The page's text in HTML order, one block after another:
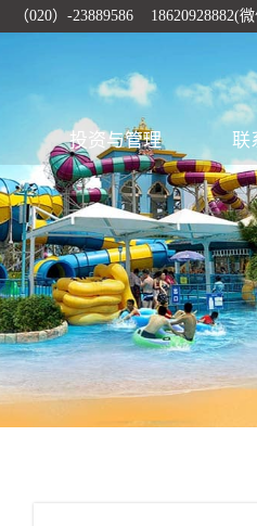
（020）-23889586 18620928882(
投资与管理 联